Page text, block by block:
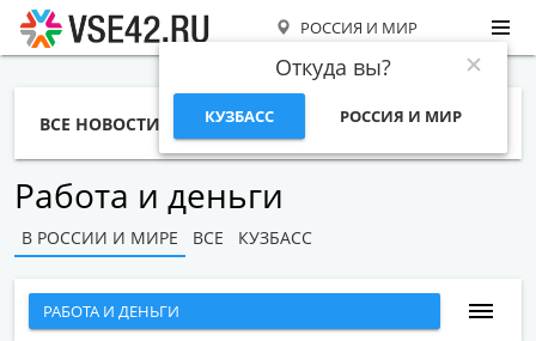
РОССИЯ И МИР
Откуда вы?
КУЗБАСС РОССИЯ И МИР
ВСЕ НОВОСТИ СТАТЬИ ТЕМЫ ФОТО
Работа и деньги
В РОССИИ И МИРЕ ВСЕ КУЗБАСС
РАБОТА И ДЕНЬГИ